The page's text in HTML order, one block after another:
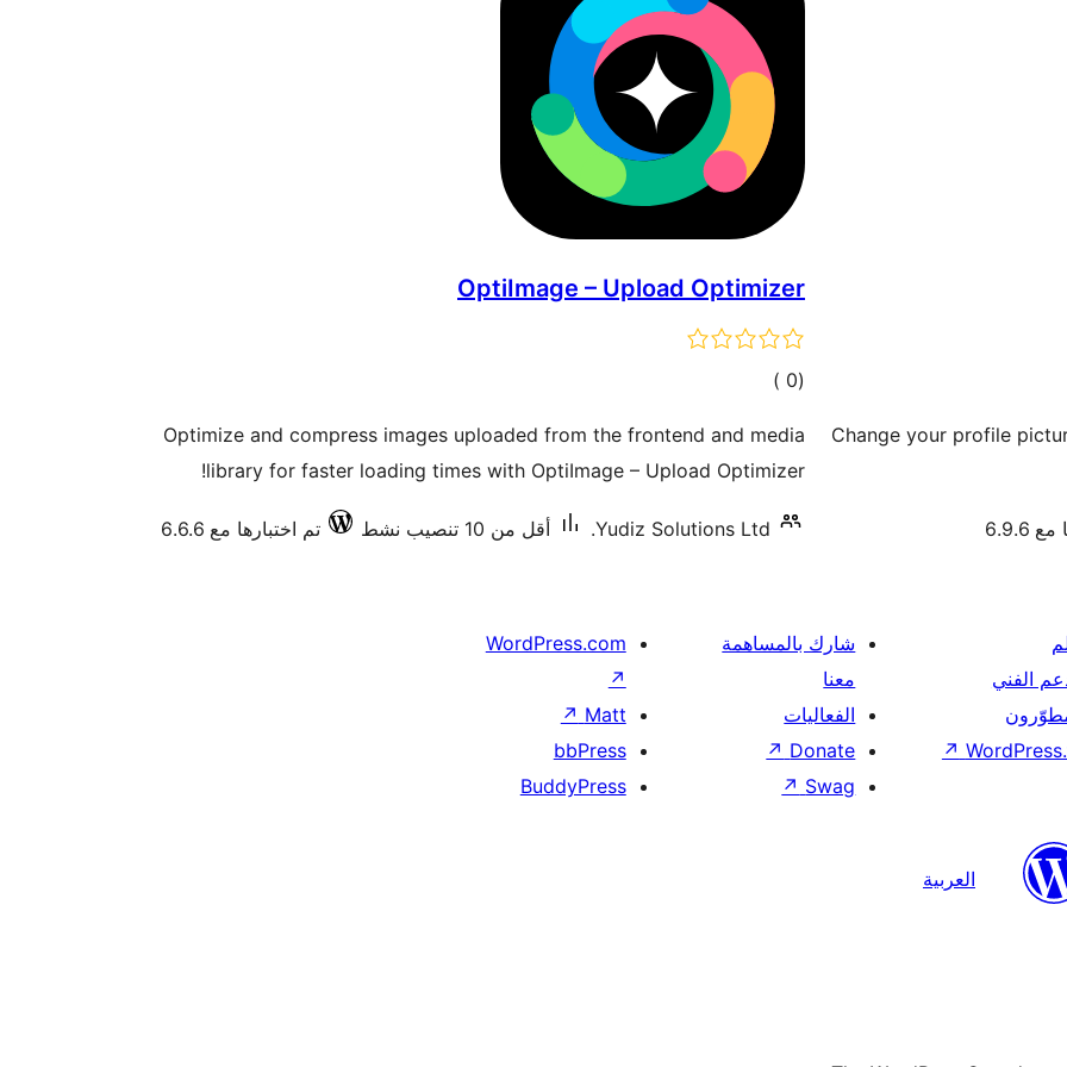
Change your profile
6.9.6
OptiImage – Upload Optimizer
(0
إجمالي)
Optimize and compress images uploaded from the frontend and media
library for faster loading times with OptiImage – Upload Optimizer!
Yudiz Solutions Ltd. أقل من 10 تنصيب نشط تم اختبارها مع 6.6.6
الفني
↗
شارك بالمساهمة
معنا
الفعاليات
Donate
↗
Swag
↗
WordPress.com
↗
Matt
↗
bbPress
BuddyPress
العربية